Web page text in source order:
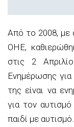
Από το 2008, με
ΟΗΕ,
στις 2
Ενημέρωσης
της είναι να
για τον
παιδί με αυτισμό.